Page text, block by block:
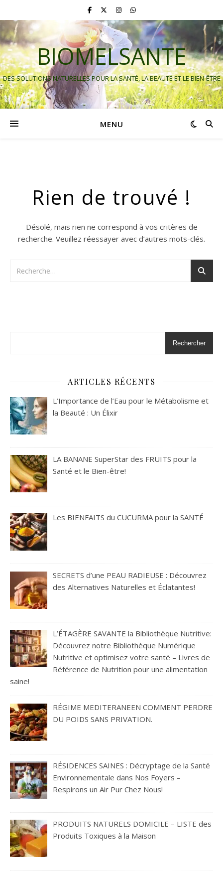
BIOMELSANTE
DES SOLUTIONS NATURELLES POUR LA SANTÉ, LA BEAUTÉ ET LE BIEN-ÊTRE
MENU
Rien de trouvé !
Désolé, mais rien ne correspond à vos critères de
recherche. Veuillez réessayer avec d’autres mots-clés.
Rechercher
ARTICLES RÉCENTS
L’Importance de l’Eau pour le Métabolisme et
la Beauté : Un Élixir
LA BANANE SuperStar des FRUITS pour la
Santé et le Bien-être!
Les BIENFAITS du CUCURMA pour la SANTÉ
SECRETS d’une PEAU RADIEUSE : Découvrez
des Alternatives Naturelles et Éclatantes!
L’ÉTAGÈRE SAVANTE la Bibliothèque Nutritive:
Découvrez notre Bibliothèque Numérique
Nutritive et optimisez votre santé – Livres de
Référence de Nutrition pour une alimentation
saine!
RÉGIME MEDITERANEEN COMMENT PERDRE
DU POIDS SANS PRIVATION.
RÉSIDENCES SAINES : Décryptage de la Santé
Environnementale dans Nos Foyers –
Respirons un Air Pur Chez Nous!
PRODUITS NATURELS DOMICILE – LISTE des
Produits Toxiques à la Maison